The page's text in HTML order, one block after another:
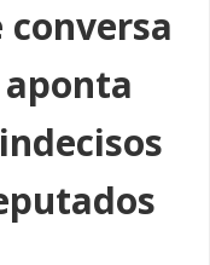
conversa